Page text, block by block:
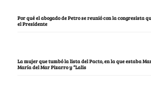
Por qué el abogado de Petro se reunió con la congresista
el Presidente
La mujer que tumbó la lista del Pacto, en la que estaba
María del Mar Pizarro y “Lalis